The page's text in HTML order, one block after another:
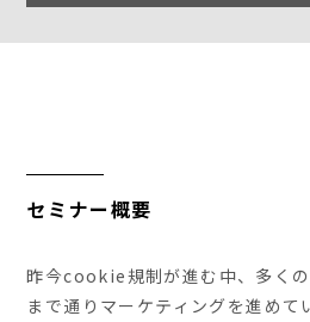
セミナー概要
昨今cookie規制が進む中、多く
まで通りマーケティングを進めて